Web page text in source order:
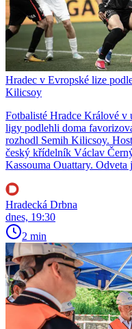
Hradec v Evropské lize
Kilicsoy
Fotbalisté Hradce Králové
ligy podlehli doma
rozhodl Semih Kilicsoy.
český křídelník Václav
Kassouma Ouattary.
Hradecká Drbna
dnes, 19:30
2 min